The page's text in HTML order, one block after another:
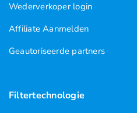
Wederverkoper login
Affiliate Aanmelden
Geautoriseerde partners
Filtertechnologie